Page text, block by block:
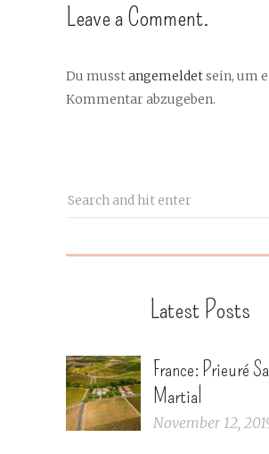
Leave a Comment.
Du musstangemeldetsein, um
Kommentar abzugeben.
Latest Posts
France: Prieuré
Martial
November 12,